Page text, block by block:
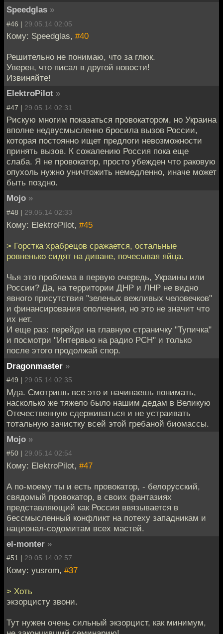
Speedglas »
#46 | 29.05.14 02:05
Кому: Speedglas, #40
Решительно не понимаю, что за глюк.
Уверен, что писал в другой новости!
Извиняйте!
ElektroPilot »
#47 | 29.05.14 02:31
Рискую многим показаться провокатором, но Украина
вполне недвусмысленно бросила вызов России,
которая постоянно ищет предлоги невозможности
принять вызов. К сожалению Россия пока еще
слаба. Я не провокатор, просто убежден что раковую
опухоль нужно уничтожить немедленно, иначе может
быть поздно.
Mojo »
#48 | 29.05.14 02:33
Кому: ElektroPilot, #45
> Горстка храбрецов сражается, остальные
ровненько сидят на диване, почесывая яйца.
Чья это проблема в первую очередь, Украины или
России? Да, на территории ДНР и ЛНР не видно
явного присутствия "зеленых вежливых человечков"
и финансирования ополчения, но это не значит что
их нет.
И еще раз: перейди на главную страничку "Тупичка"
и посмотри "Интервью на радио РСН" и только
после этого продолжай спор.
Dragonmaster »
#49 | 29.05.14 02:35
Мда. Смотришь все это и начинаешь понимать,
насколько же тяжело было нашим дедам в Великую
Отечественную сдерживаться и не устраивать
тотальную зачистку всей этой гребаной биомассы.
Mojo »
#50 | 29.05.14 02:54
Кому: ElektroPilot, #47
А по-моему ты и есть провокатор, - белорусский,
свядомый провокатор, в своих фантазиях
представляющий как Россия ввязывается в
бессмысленный конфликт на потеху западникам и
национал-содомитам всех мастей.
el-monter »
#51 | 29.05.14 02:57
Кому: yusrom, #37
> Хоть
экзорцисту звони.
Тут нужен очень сильный экзорцист, как минимум,